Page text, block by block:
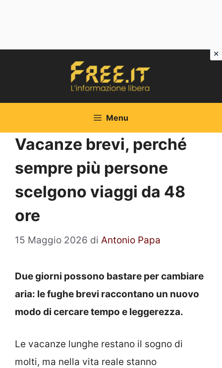
Menu
Vacanze brevi, perché
sempre più persone
scelgono viaggi da 48
ore
15 Maggio 2026 di Antonio Papa
Due giorni possono bastare per cambiare
aria: le fughe brevi raccontano un nuovo
modo di cercare tempo e leggerezza.
Le vacanze lunghe restano il sogno di
molti, ma nella vita reale stanno